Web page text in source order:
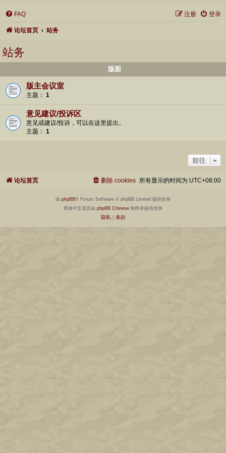
FAQ 登录
注册
论坛首页 站务
站务
版面
版主会议室
主题： 1
意见建议/投诉区
意见或建议/投诉，可以在这里提出。
主题： 1
前往
论坛首页 所有显示的时间为 UTC+08:00
删除 cookies
由 phpBB® Forum Software © phpBB Limited 提供支持
简体中文语言由 phpBB Chinese 制作并提供支持
隐私| 条款